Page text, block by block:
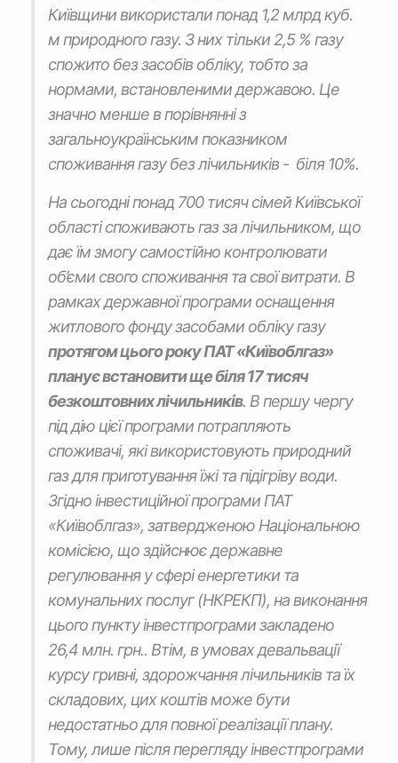
Київщини використали понад 1,2 млрд куб.
м природного газу. З них тільки 2,5 % газу
спожито без засобів обліку, тобто за
нормами, встановленими державою. Це
значно менше в порівнянні з
загальноукраїнським показником
споживання газу без лічильників - біля 10%.
На сьогодні понад 700 тисяч сімей Київської
області споживають газ за лічильником, що
дає їм змогу самостійно контролювати
об’єми свого споживання та свої витрати. В
рамках державної програми оснащення
житлового фонду засобами обліку газу
протягом цього року ПАТ «Київоблгаз»
планує встановити ще біля 17 тисяч
безкоштовних лічильників. В першу чергу
під дію цієї програми потрапляють
споживачі, які використовують природний
газ для приготування їжі та підігріву води.
Згідно інвестиційної програми ПАТ
«Київоблгаз», затвердженою Національною
комісією, що здійснює державне
регулювання у сфері енергетики та
комунальних послуг (НКРЕКП), на виконання
цього пункту інвестпрограми закладено
26,4 млн. грн.. Втім, в умовах девальвації
курсу гривні, здорожчання лічильників та їх
складових, цих коштів може бути
недостатньо для повної реалізації плану.
Тому, лише після перегляду інвестпрограми